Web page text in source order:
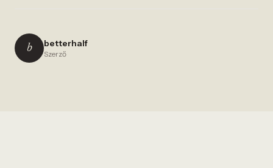
b betterhalf
Szerző